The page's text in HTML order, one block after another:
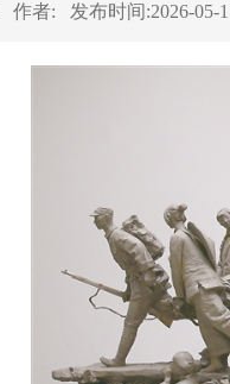
作者: 发布时间:2026-05-